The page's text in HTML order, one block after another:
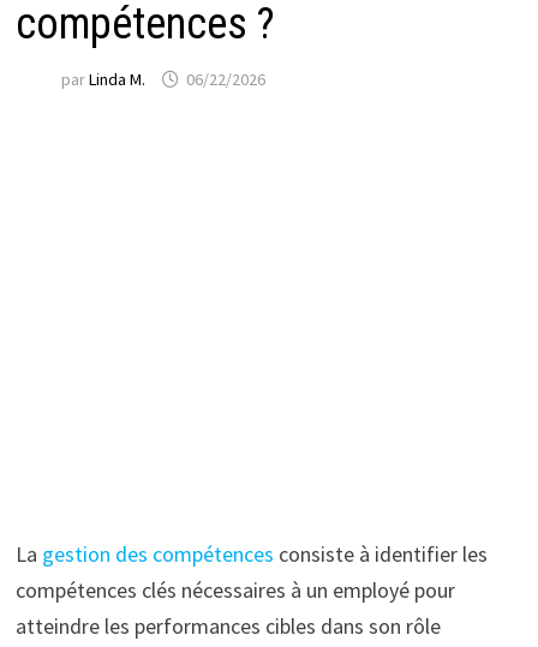
compétences ?
parLinda M. 06/22/2026
La gestion des compétences consiste à identifier les
compétences clés nécessaires à un employé pour
atteindre les performances cibles dans son rôle